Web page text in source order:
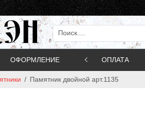
ОФОРМЛЕНИЕ ОПЛАТА
Памятник двойной арт.1135